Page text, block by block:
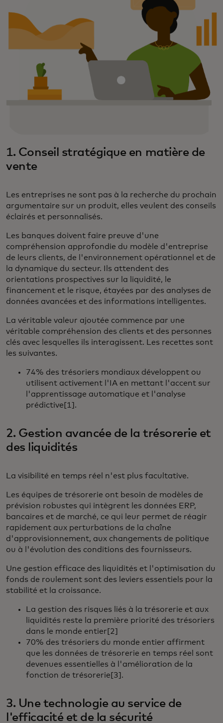
1. Conseil stratégique en matière de
vente
Les entreprises ne sont pas à la recherche du prochain
argumentaire sur un produit, elles veulent des conseils
éclairés et personnalisés.
Les banques doivent faire preuve d'une
compréhension approfondie du modèle d'entreprise
de leurs clients, de l'environnement opérationnel et de
la dynamique du secteur. Ils attendent des
orientations prospectives sur la liquidité, le
financement et le risque, étayées par des analyses de
données avancées et des informations intelligentes.
La véritable valeur ajoutée commence par une
véritable compréhension des clients et des personnes
clés avec lesquelles ils interagissent. Les recettes sont
les suivantes.
74% des trésoriers mondiaux développent ou
utilisent activement l'IA en mettant l'accent sur
l'apprentissage automatique et l'analyse
prédictive[1].
2. Gestion avancée de la trésorerie et
des liquidités
La visibilité en temps réel n'est plus facultative.
Les équipes de trésorerie ont besoin de modèles de
prévision robustes qui intègrent les données ERP,
bancaires et de marché, ce qui leur permet de réagir
rapidement aux perturbations de la chaîne
d'approvisionnement, aux changements de politique
ou à l'évolution des conditions des fournisseurs.
Une gestion efficace des liquidités et l'optimisation du
fonds de roulement sont des leviers essentiels pour la
stabilité et la croissance.
La gestion des risques liés à la trésorerie et aux
liquidités reste la première priorité des trésoriers
dans le monde entier[2]
70% des trésoriers du monde entier affirment
que les données de trésorerie en temps réel sont
devenues essentielles à l'amélioration de la
fonction de trésorerie[3].
3. Une technologie au service de
l'efficacité et de la sécurité